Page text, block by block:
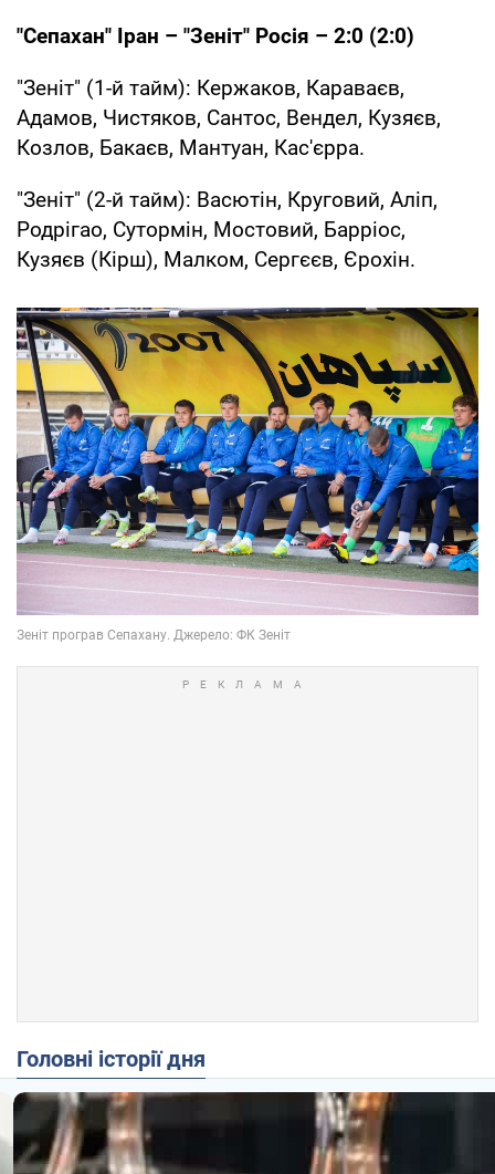
"Сепахан" Іран – "Зеніт" Росія – 2:0 (2:0)
"Зеніт" (1-й тайм): Кержаков, Караваєв,
Адамов, Чистяков, Сантос, Вендел, Кузяєв,
Козлов, Бакаєв, Мантуан, Кас'єрра.
"Зеніт" (2-й тайм): Васютін, Круговий, Аліп,
Родрігао, Сутормін, Мостовий, Барріос,
Кузяєв (Кірш), Малком, Сергєєв, Єрохін.
Головні історії дня